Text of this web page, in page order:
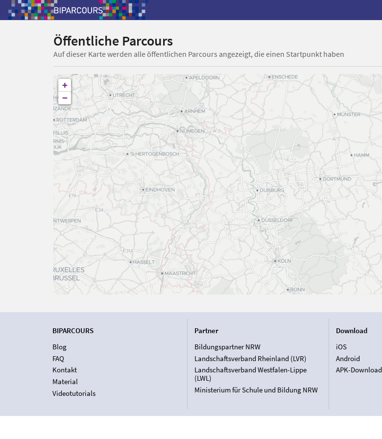
Öffentliche Parcours
Auf dieser Karte werden alle öffentlichen Parcours angezeigt, die einen Startpunkt haben
+
−
BIPARCOURS
Blog
FAQ
Kontakt
Material
Videotutorials
Partner
Bildungspartner NRW
Landschaftsverband Rheinland (LVR)
Landschaftsverband Westfalen-Lippe
(LWL)
Ministerium für Schule und Bildung NRW
Download
iOS
Android
APK-Download